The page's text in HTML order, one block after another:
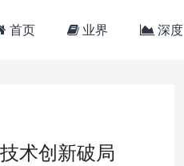
首页 业界 深度
术创新破局